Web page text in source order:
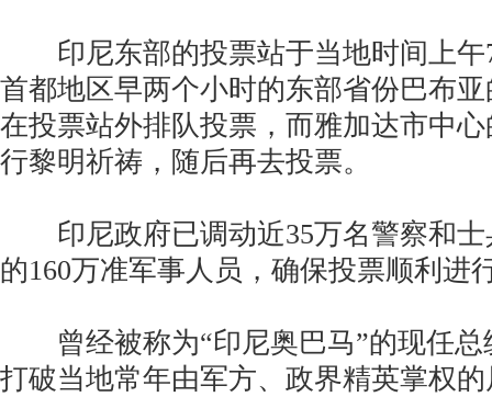
印尼东部的投票站于当地时间上午
首都地区早两个小时的东部省份巴布
在投票站外排队投票，而雅加达市中
行黎明祈祷，随后再去投票。
印尼政府已调动近35万名警察和士
的160万准军事人员，确保投票顺利进
曾经被称为“印尼奥巴马”的现任总
打破当地常年由军方、政界精英掌权